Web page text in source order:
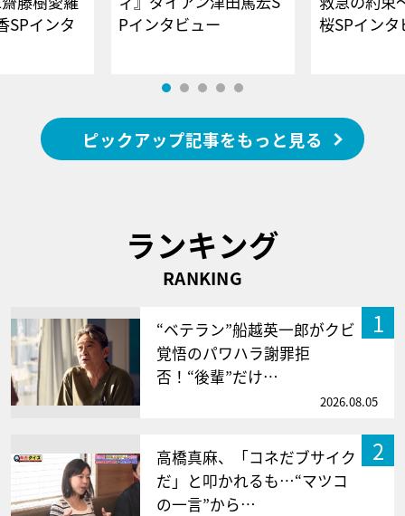
SPインタ
Pインタビュー
桜SPイ
ピックアップ記事をもっと見る
ランキング
RANKING
1
“ベテラン”船越英一郎がクビ
覚悟のパワハラ謝罪拒
否！“後輩”だけ…
2026.08.05
2
高橋真麻、「コネだブサイク
だ」と叩かれるも…“マツコ
の一言”から…